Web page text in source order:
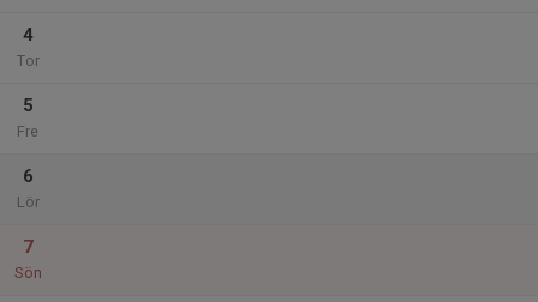
4
Tor
5
Fre
6
Lör
7
Sön